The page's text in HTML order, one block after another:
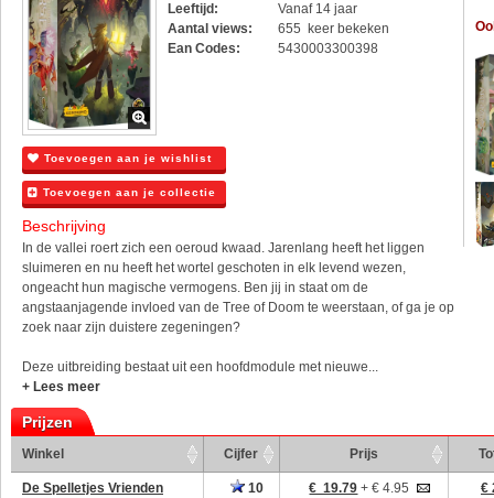
Leeftijd:
Vanaf 14 jaar
Aantal views:
655 keer bekeken
Ean Codes:
5430003300398
Toevoegen aan je wishlist
Toevoegen aan je collectie
Beschrijving
In de vallei roert zich een oeroud kwaad. Jarenlang heeft het liggen
sluimeren en nu heeft het wortel geschoten in elk levend wezen,
ongeacht hun magische vermogens. Ben jij in staat om de
angstaanjagende invloed van de Tree of Doom te weerstaan, of ga je op
zoek naar zijn duistere zegeningen?
Deze uitbreiding bestaat uit een hoofdmodule met nieuwe...
+ Lees meer
Prijzen
Winkel Cijfer Prijs
De Spelletjes Vrienden 10 € 19.79 + € 4.95
€